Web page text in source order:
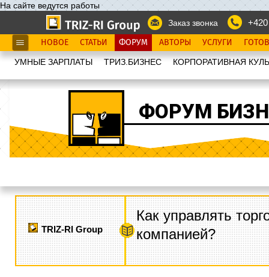
На сайте ведутся работы
Заказ звонка
НОВОЕ СТАТЬИ ФОРУМ АВТОРЫ УСЛУГИ
УМНЫЕ ЗАРПЛАТЫ ТРИЗ.БИЗНЕС КОРПОРАТИВНАЯ
ФОРУМ
TRIZ-RI Group
Как управлять
компанией?